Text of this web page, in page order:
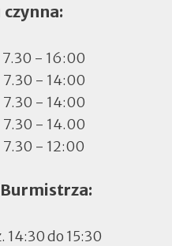
czynna:
7.30 - 16:00
7.30 - 14:00
7.30 - 14:00
7.30 - 14.00
7.30 - 12:00
14:30 do 15:30